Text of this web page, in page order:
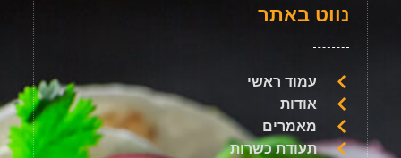
נווט באתר
עמוד ראשי
אודות
מאמרים
תעודת כשרות